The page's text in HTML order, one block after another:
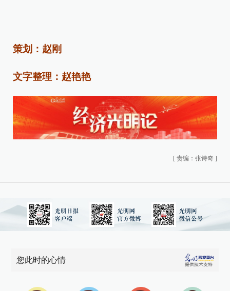
策划：赵刚
文字整理：赵艳艳
[ 责编：张诗奇 ]
您此时的心情